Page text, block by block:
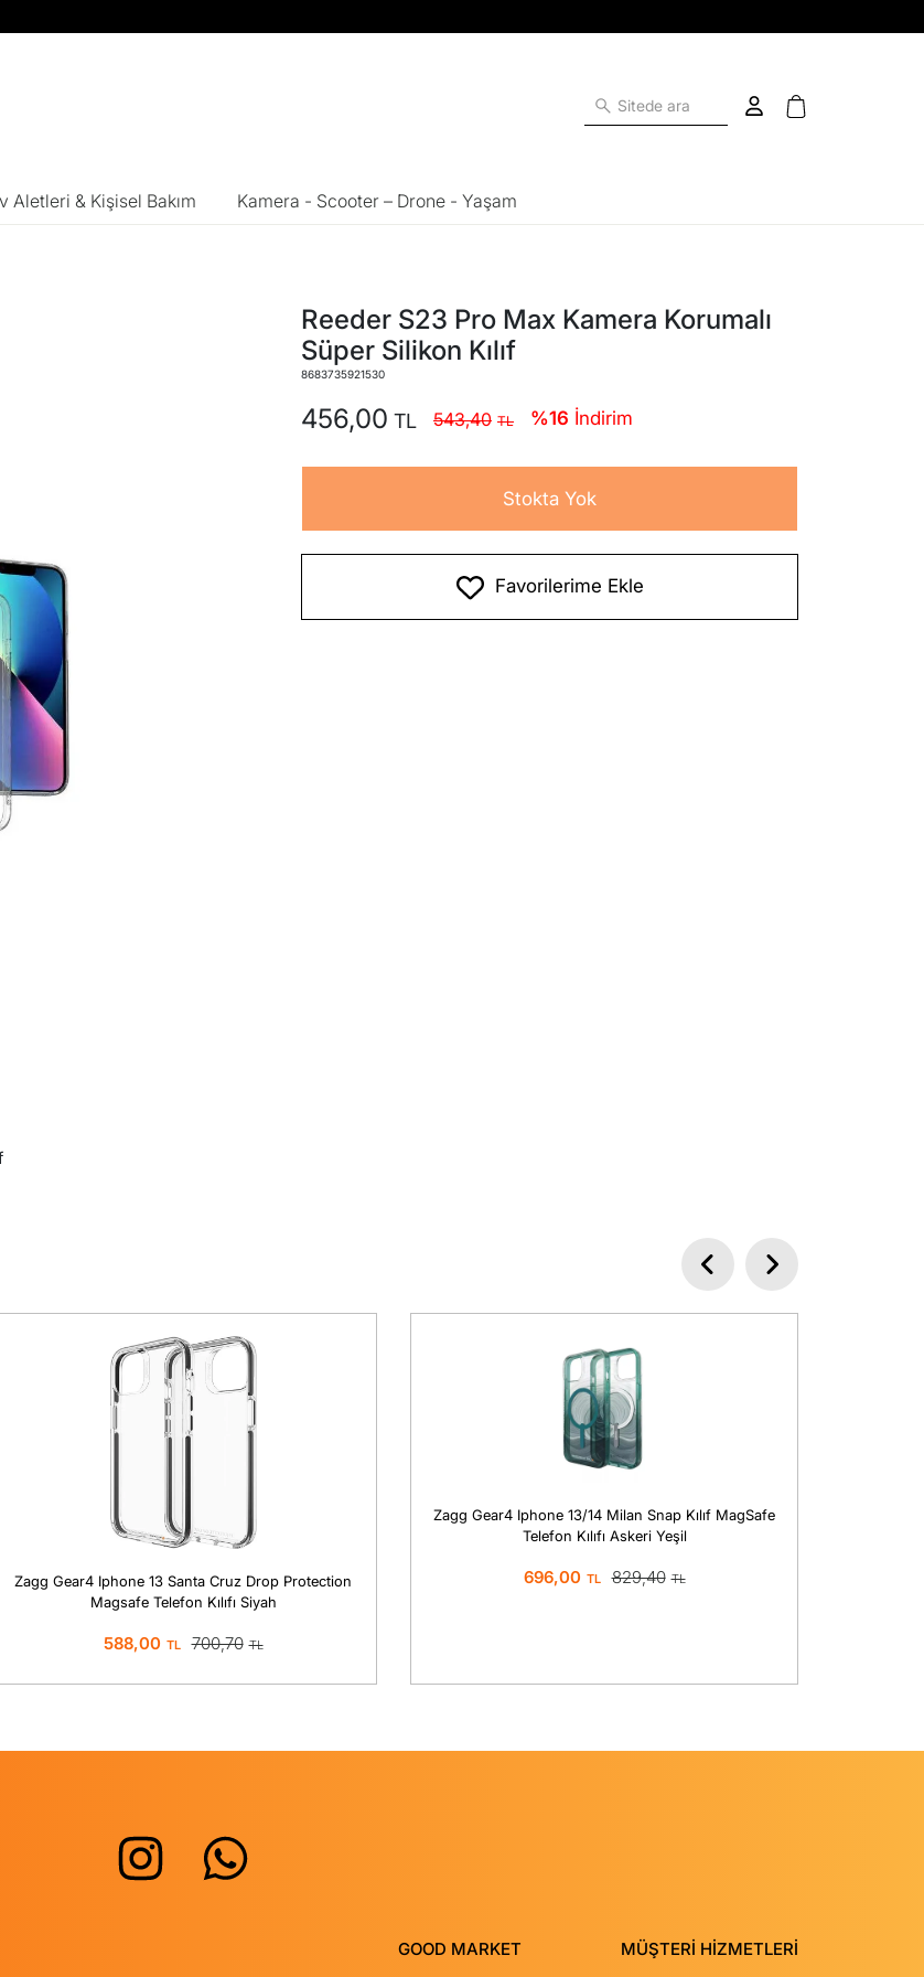
Aletleri & Kişisel Bakım Kamera - Scooter – Drone - Yaşam
Reeder S23 Pro Max Kamera Korumalı
Süper Silikon Kılıf
8683735921530
456,00 543,40 %16 İndirim
Stokta Yok
Favorilerime Ekle
Zagg Gear4 Iphone 13 Santa Cruz Drop Protection
Magsafe Telefon Kılıfı Siyah
588,00 700,70
Zagg Gear4 Iphone 13/14 Milan Snap Kılıf MagSafe
Telefon Kılıfı Askeri Yeşil
696,00 829,40
GOOD MARKET MÜŞTERİ HİZMETLERİ